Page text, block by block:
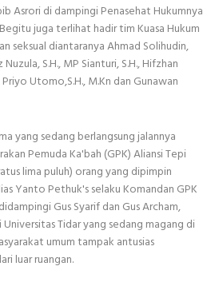
Asrori di dampingi Penasehat Hukumnya
juga terlihat hadir tim Kuasa Hukum
seksual diantaranya Ahmad Solihudin,
S.H., MP Sianturi, S.H., Hifzhan
Utomo,S.H., M.Kn dan Gunawan
yang sedang berlangsung jalannya
Pemuda Ka'bah (GPK) Aliansi Tepi
lima puluh) orang yang dipimpin
Yanto Pethuk's selaku Komandan GPK
Gus Syarif dan Gus Archam,
Tidar yang sedang magang di
umum tampak antusias
luar ruangan.